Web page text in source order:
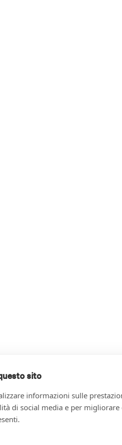
sito
informazioni sulle
di social media e per migliorare